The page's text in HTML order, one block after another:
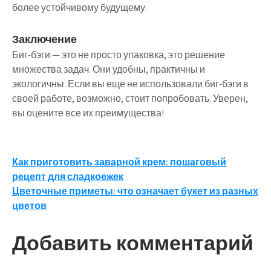
более устойчивому будущему.
Заключение
Биг-бэги — это не просто упаковка, это решение
множества задач. Они удобны, практичны и
экологичны. Если вы еще не использовали биг-бэги в
своей работе, возможно, стоит попробовать. Уверен,
вы оцените все их преимущества!
Навигация
по
записям
Как приготовить заварной крем: пошаговый
рецепт для сладкоежек
Цветочные приметы: что означает букет из разных
цветов
Добавить комментарий